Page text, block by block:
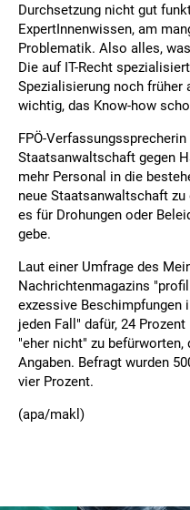
Durchsetzung nicht gut
ExpertInnenwissen, am
Problematik. Also alles,
Die auf IT-Recht
Spezialisierung noch früher
wichtig, das Know-how
FPÖ-
Staatsanwaltschaft gegen
mehr Personal in die
neue Staatsanwaltschaft
es für Drohungen oder
gebe.
Laut einer Umfrage des
Nachrichtenmagazins
exzessive Beschimpfungen
jeden Fall" dafür, 24
"eher nicht" zu
Angaben. Befragt wurden
vier Prozent.
(apa/makl)